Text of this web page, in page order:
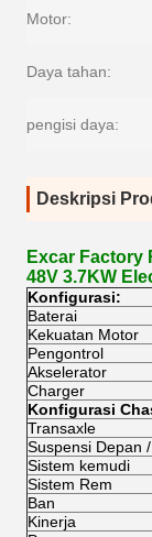
Motor:
Daya tahan:
pengisi daya:
Deskripsi
Excar Factory
48V 3.7KW
Konfigurasi:
Baterai
Kekuatan Motor
Pengontrol
Akselerator
Charger
Konfigurasi
Transaxle
Suspensi Depan
Sistem kemudi
Sistem Rem
Ban
Kinerja